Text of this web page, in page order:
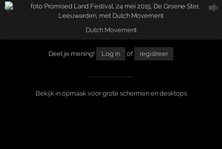
Dutch Movement
Deel je mening! Log in of registreer
Bekijk in opmaak voor grote schermen en desktops